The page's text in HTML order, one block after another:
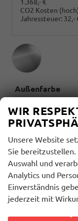
1.368,- €
CO2 Kosten
Jahressteuer: 32,-
Außenfarbe
Innenausstattung
Schwarz
WIR
Unsere Website
Sie
Auswahl und
Analytics und
Einverständnis
jederzeit mit